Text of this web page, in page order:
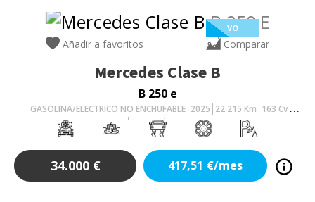
VO
Añadir a favoritos Comparar
Mercedes Clase B
B 250 e
GASOLINA/ELECTRICO NO ENCHUFABLE 2025 22.215 Km 163 Cv
AUTOMÁTICO
34.000 € 417,51 €/mes